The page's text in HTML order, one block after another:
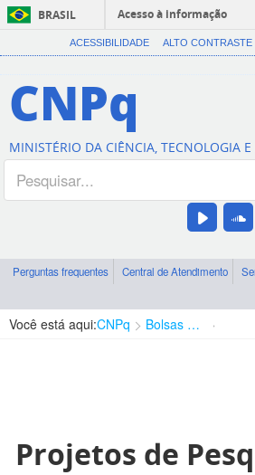
BRASIL
Acesso à informação
ACESSIBILIDADE ALTO CONTRASTE
CNPq
MINISTÉRIO DA CIÊNCIA, TECNOLOGIA E
Perguntas frequentes Central de Atendimento
Você está aqui:CNPq Bolsas e Auxílios Vigentes
Projetos de